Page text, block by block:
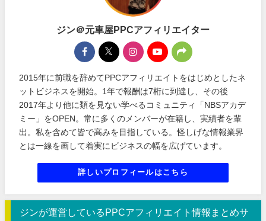
ジン＠元車屋PPCアフィリエイター
2015年に前職を辞めてPPCアフィリエイトをはじめとしたネ
ットビジネスを開始。1年で報酬は7桁に到達し、その後
2017年より他に類を見ない学べるコミュニティ「NBSアカデ
ミー」をOPEN。常に多くのメンバーが在籍し、実績者を輩
出。私を含めて皆で高みを目指している。怪しげな情報業界
とは一線を画して着実にビジネスの幅を広げています。
詳しいプロフィールはこちら
ジンが運営しているPPCアフィリエイト情報まとめサ